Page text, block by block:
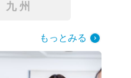
九 州
もっとみる